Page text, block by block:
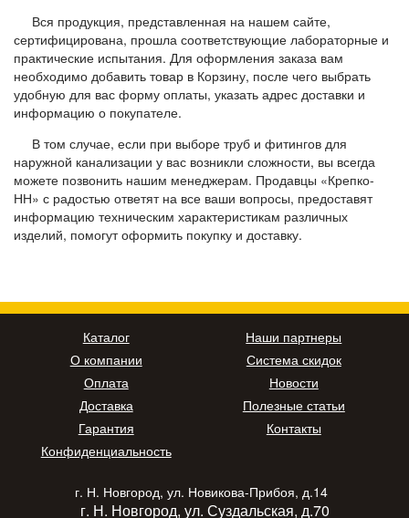
Вся продукция, представленная на нашем сайте,
сертифицирована, прошла соответствующие лабораторные и
практические испытания. Для оформления заказа вам
необходимо добавить товар в Корзину, после чего выбрать
удобную для вас форму оплаты, указать адрес доставки и
информацию о покупателе.
В том случае, если при выборе труб и фитингов для
наружной канализации у вас возникли сложности, вы всегда
можете позвонить нашим менеджерам. Продавцы «Крепко-
НН» с радостью ответят на все ваши вопросы, предоставят
информацию техническим характеристикам различных
изделий, помогут оформить покупку и доставку.
Каталог
О компании
Оплата
Доставка
Гарантия
Конфиденциальность
Наши партнеры
Система скидок
Новости
Полезные статьи
Контакты
г. Н. Новгород, ул. Новикова-Прибоя, д.14
г. Н. Новгород, ул. Суздальская, д.70